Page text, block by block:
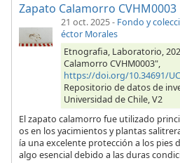
Zapato Calamorro CVHM0003
21 oct. 2025- Fondo y
éctor Morales
Etnografia, Laboratorio,
Calamorro CVHM0003",
https://doi.org/10.34691/
Repositorio de datos de
Universidad de Chile, V2
El zapato calamorro fue utilizado
os en los yacimientos y plantas
ía una excelente protección a los pies
algo esencial debido a las duras